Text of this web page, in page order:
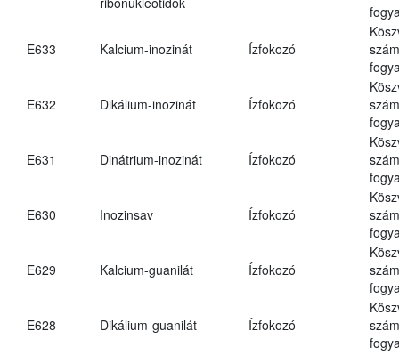
E633 Kalcium-inozinát Ízfokozó
E632 Dikálium-inozinát Ízfokozó
E631 Dinátrium-inozinát Ízfokozó
E630 Inozinsav Ízfokozó
E629 Kalcium-guanilát Ízfokozó
E628 Dikálium-guanilát Ízfokozó